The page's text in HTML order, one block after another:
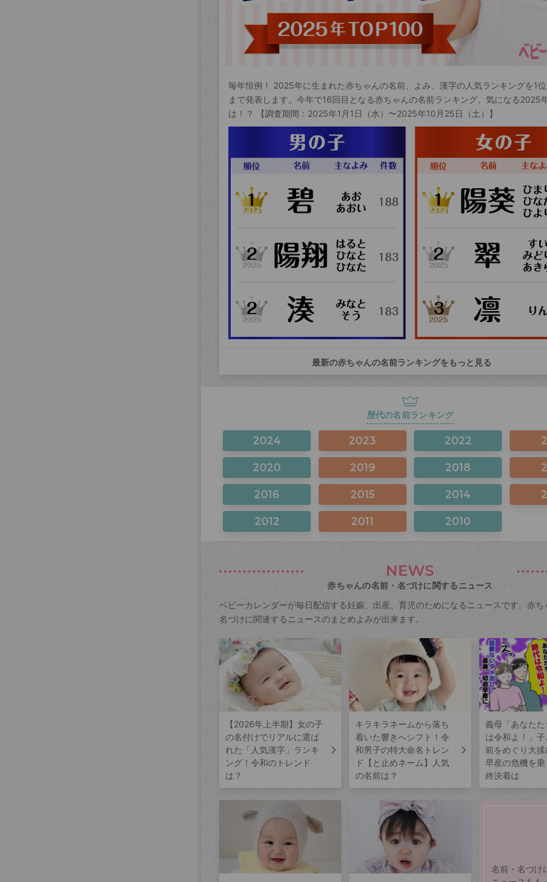
毎年恒例！ 2025年に生まれた赤ちゃんの名前、よみ、漢字の人気ランキングを1
まで発表します。今年で16回目となる赤ちゃんの名前ランキング。気になる2025
は！？ 【調査期間：2025年1月1日（水）〜2025年10月25日（土）】
最新の赤ちゃんの名前ランキングをもっと見る
歴代の名前ランキング
2024 2023 2022
2020 2019 2018
2016 2015 2014
2012 2011 2010
NEWS
赤ちゃんの名前・名づけに関するニュース
ベビーカレンダーが毎日配信する妊娠、出産、育児のためになるニュースです。赤ち
名づけに関連するニュースのまとめよみが出来ます。
【2026年上半期】女の子
の名付けでリアルに選ば
れた「人気漢字」ランキ
ング！令和のトレンド
は？
キラキラネームから落ち
着いた響きへシフト！令
和男子の特大命名トレン
ド【と止めネーム】人気
の名前は？
義母「あなた
は令和よ！」
前をめぐり大
早産の危機を
終決着は
名前・名づけ